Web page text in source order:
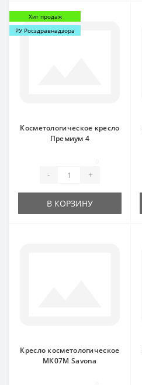
Хит продаж
РУ Росздравнадзора
Косметологическое кресло
Премиум 4
- +
В КОРЗИНУ
Кресло косметологическое
МК07М Savona